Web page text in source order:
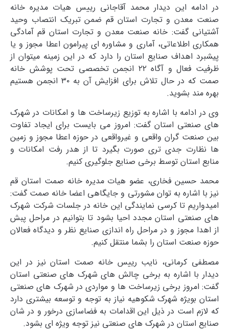
در ادامه این دیدار محمد آقاجانی رییس هیات مدیره خانه
صنعت معدن و تجارت استان قم ضمن تبریک انتصاب وحید
آشتیانی گفت: خانه صنعت معدن و تجارت استان قم آمادگی
همکاری اطلاعاتی، آماری و مشاوره ای پیرامون اعطا مجوز و یا
پیشبرد اهداف صنایع استان را دارد که در این زمینه میتوان از
ظرفیت فعال و آگاه ۲۲ انجمن تخصصی تحت پوشش خانه
صمت که در حال تلاش برای افزایش آن به ۳۰ انجمن هستیم
بهره مند بشوید.
وی در ادامه با اشاره به توزیع زیرساخت ها و امکانات در شهرک
های صنعتی استان گفت: امروز می بایست برای ایجاد تفاوت
بین صنعت گران واقعی و غیرواقعی در حوزه اعطا مجوز و زمین
ها نظارت جدی تری صورت بگیرد تا از هدر رفت امکانات و
منابع استان توسط برخی صنایع جلوگیری کنیم.
محمد حسین فخاری، عضو هیات مدیره خانه صمت استان قم
نیز با اشاره به توان مشورتی و جایگاهی اعضا خانه صمت گفت:
امیدواریم تا کرسی نمایندگی این خانه در جلسات شرکت شهرک
های صنعتی استان مجدد احیا بشود تا بتوانیم در مراحل پبش
از اهدا مجوز و در مراحل راه اندازی صنایع نظر و دیدگاه فعالان
حوزه صنعت استان را بشما منتقل کنیم.
مصطفی کرمانی، نایب رییس خانه صمت استان نیز در این
دیدار با اشاره به برخی چالش های شهرک های صنعتی استان
گفت: امروز برخی زیرساخت ها و مواردی در شهرک های صنعتی
استان بویژه شهرک شکوهیه نیاز به توجه و توسعه بیشتری دارد
که لازم است در ذیل این اقدامات به فضاسازی درخور و در شان
صنایع استان در شهرک های صنعتی نیز توجه ویژه ای بشود.